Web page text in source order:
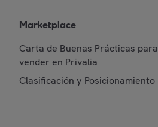
Marketplace
Carta de Buenas Prácticas para
vender en Privalia
Clasificación y Posicionamiento